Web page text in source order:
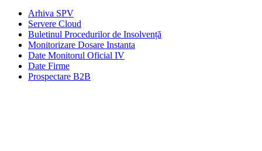
Arhiva SPV
Servere Cloud
Buletinul Procedurilor de Insolvență
Monitorizare Dosare Instanta
Date Monitorul Oficial IV
Date Firme
Prospectare B2B